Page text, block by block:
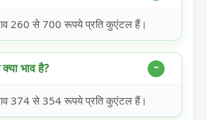
260 से 700 रूपये प्रति कुएंटल हैं।
भाव है?
374 से 354 रूपये प्रति कुएंटल हैं।